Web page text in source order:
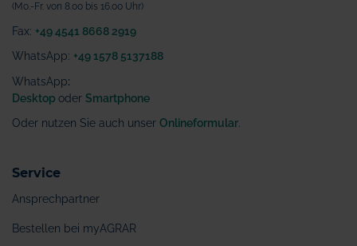
(Mo.-Fr. von 8.00 bis 16.00 Uhr)
Fax: +49 4541 8668 2919
WhatsApp: +49 1578 5137188
WhatsApp:
Desktop oder Smartphone
Oder nutzen Sie auch unser Onlineformular
Service
Ansprechpartner
Bestellen bei myAGRAR